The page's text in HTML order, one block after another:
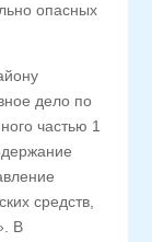
опасных
дело по
частью 1
средств,
В